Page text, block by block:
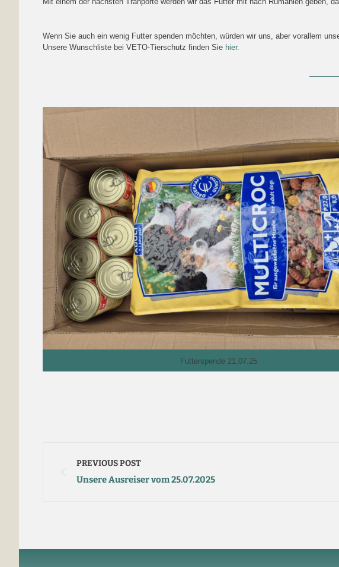
Wenn Sie auch ein wenig Futter spenden möchten, würden wir uns, aber vorallem
Unsere Wunschliste bei VETO-Tierschutz finden Sie hier.
Futterspende 21,07.25
PREVIOUS POST
Unsere Ausreiser vom 25.07.2025